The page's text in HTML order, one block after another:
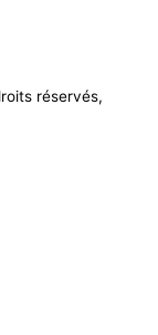
réservés,